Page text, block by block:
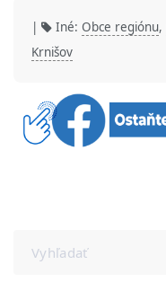
| Iné: Obce regiónu,
Krnišov